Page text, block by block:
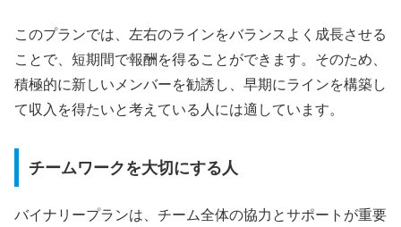
このプランでは、左右のラインをバランスよく成長させる
ことで、短期間で報酬を得ることができます。そのため、
積極的に新しいメンバーを勧誘し、早期にラインを構築し
て収入を得たいと考えている人には適しています。
チームワークを大切にする人
バイナリープランは、チーム全体の協力とサポートが重要